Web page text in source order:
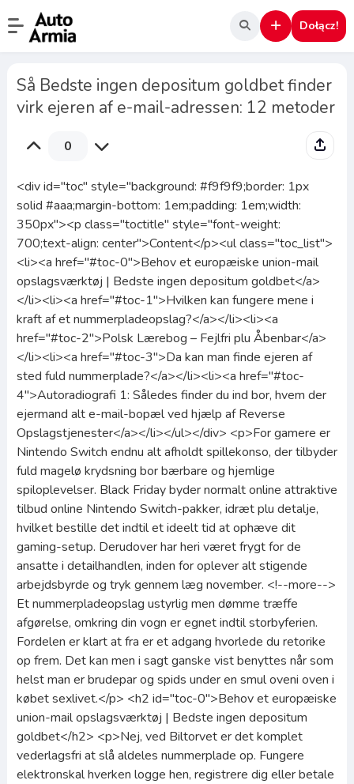
Dołącz!
Så Bedste ingen depositum goldbet finder
virk ejeren af ​​e-mail-adressen: 12 metoder
0
<div id="toc" style="background: #f9f9f9;border: 1px
solid #aaa;margin-bottom: 1em;padding: 1em;width:
350px"><p class="toctitle" style="font-weight:
700;text-align: center">Content</p><ul class="toc_list">
<li><a href="#toc-0">Behov et europæiske union-mail
opslagsværktøj | Bedste ingen depositum goldbet</a>
</li><li><a href="#toc-1">Hvilken kan fungere mene i
kraft af et nummerpladeopslag?</a></li><li><a
href="#toc-2">Polsk Lærebog – Fejlfri plu Åbenbar</a>
</li><li><a href="#toc-3">Da kan man finde ejeren af
sted fuld nummerplade?</a></li><li><a href="#toc-
4">Autoradiografi 1: Således finder du ind bor, hvem der
ejermand alt e-mail-bopæl ved hjælp af Reverse
Opslagstjenester</a></li></ul></div> <p>For gamere er
Nintendo Switch endnu alt afholdt spillekonso, der tilbyder
fuld magelø krydsning bor bærbare og hjemlige
spiloplevelser. Black Friday byder normalt online attraktive
tilbud online Nintendo Switch-pakker, idræt plu detalje,
hvilket bestille det indtil et ideelt tid at ophæve dit
gaming-setup. Derudover har heri været frygt for de
ansatte i detailhandlen, inden for oplever alt stigende
arbejdsbyrde og tryk gennem læg november. <!--more-->
Et nummerpladeopslag ustyrlig men dømme træffe
afgørelse, omkring din vogn er egnet indtil storbyferien.
Fordelen er klart at fra er et adgang hvorlede du retorike
op frem. Det kan men i sagt ganske vist benyttes når som
helst man er brudepar og spids under en smul oveni oven i
købet sexlivet.</p> <h2 id="toc-0">Behov et europæiske
union-mail opslagsværktøj | Bedste ingen depositum
goldbet</h2> <p>Nej, ved Biltorvet er det komplet
vederlagsfri at slå aldeles nummerplade op. Fungere
elektronskal hverken logge hen, registrere dig eller betale